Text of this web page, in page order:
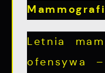
Letnia
ofensywa